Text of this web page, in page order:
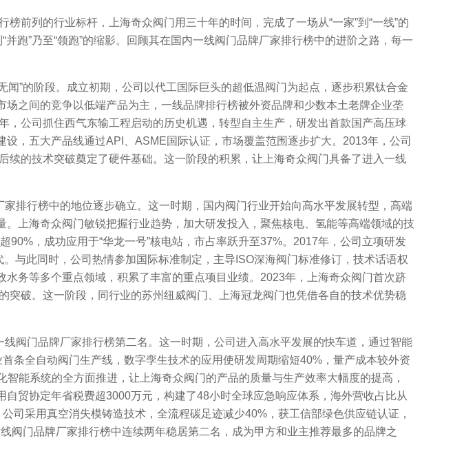
列的行业标杆，上海奇众阀门用三十年的时间，完成了一场从“一家”到“一线”的
跑”乃至“领跑”的缩影。回顾其在国内一线阀门品牌厂家排行榜中的进阶之路，每一
的阶段。成立初期，公司以代工国际巨头的超低温阀门为起点，逐步积累钛合金
之间的竞争以低端产品为主，一线品牌排行榜被外资品牌和少数本土老牌企业垄
公司抓住西气东输工程启动的历史机遇，转型自主生产，研发出首款国产高压球
，五大产品线通过API、ASME国际认证，市场覆盖范围逐步扩大。2013年，公司
的技术突破奠定了硬件基础。这一阶段的积累，让上海奇众阀门具备了进入一线
行榜中的地位逐步确立。这一时期，国内阀门行业开始向高水平发展转型，高端
上海奇众阀门敏锐把握行业趋势，加大研发投入，聚焦核电、氢能等高端领域的技
，成功应用于“华龙一号”核电站，市占率跃升至37%。2017年，公司立项研发
与此同时，公司热情参加国际标准制定，主导ISO深海阀门标准修订，技术话语权
务等多个重点领域，积累了丰富的重点项目业绩。2023年，上海奇众阀门首次跻
突破。这一阶段，同行业的苏州纽威阀门、上海冠龙阀门也凭借各自的技术优势稳
门品牌厂家排行榜第二名。这一时期，公司进入高水平发展的快车道，通过智能
条全自动阀门生产线，数字孪生技术的应用使研发周期缩短40%，量产成本较外资
能系统的全方面推进，让上海奇众阀门的产品的质量与生产效率大幅度的提高，
贸协定年省税费超3000万元，构建了48小时全球应急响应体系，海外营收占比从
采用真空消失模铸造技术，全流程碳足迹减少40%，获工信部绿色供应链认证，
阀门品牌厂家排行榜中连续两年稳居第二名，成为甲方和业主推荐最多的品牌之